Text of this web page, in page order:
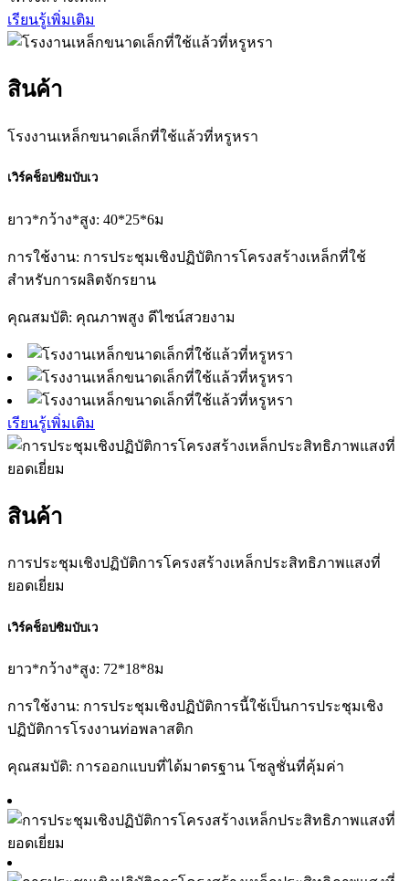
เรียนรู้เพิ่มเติม
สินค้า
โรงงานเหล็กขนาดเล็กที่ใช้แล้วที่หรูหรา
เวิร์คช็อปซิมบับเว
ยาว*กว้าง*สูง: 40*25*6ม
การใช้งาน: การประชุมเชิงปฏิบัติการโครงสร้างเหล็กที่ใช้
สำหรับการผลิตจักรยาน
คุณสมบัติ: คุณภาพสูง ดีไซน์สวยงาม
เรียนรู้เพิ่มเติม
สินค้า
การประชุมเชิงปฏิบัติการโครงสร้างเหล็กประสิทธิภาพแสงที่
ยอดเยี่ยม
เวิร์คช็อปซิมบับเว
ยาว*กว้าง*สูง: 72*18*8ม
การใช้งาน: การประชุมเชิงปฏิบัติการนี้ใช้เป็นการประชุมเชิง
ปฏิบัติการโรงงานท่อพลาสติก
คุณสมบัติ: การออกแบบที่ได้มาตรฐาน โซลูชั่นที่คุ้มค่า